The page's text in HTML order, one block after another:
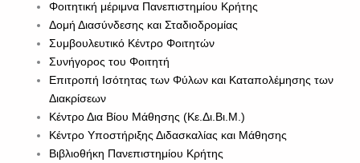
Φοιτητική μέριμνα Πανεπιστημίου Κρήτης
Δομή Διασύνδεσης και Σταδιοδρομίας
Συμβουλευτικό Κέντρο Φοιτητών
Συνήγορος του Φοιτητή
Επιτροπή Ισότητας των Φύλων και Καταπολέμησης των
Διακρίσεων
Κέντρο Δια Βίου Μάθησης (Κε.Δι.Βι.Μ.)
Κέντρο Υποστήριξης Διδασκαλίας και Μάθησης
Βιβλιοθήκη Πανεπιστημίου Κρήτης